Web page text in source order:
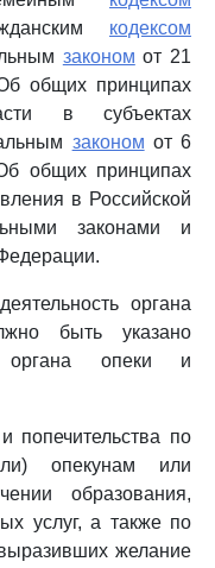
кодексом
законом от 21
общих принципах
в субъектах
законом от 6
общих принципах
в Российской
законами и
органа
быть указано
опеки и
попечительства по
опекунам или
образования,
услуг, а также по
желание